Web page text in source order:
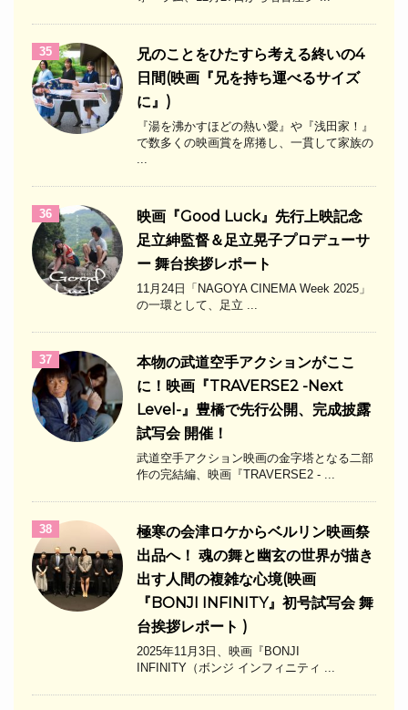
35
兄のことをひたすら考える終いの4
日間(映画『兄を持ち運べるサイズ
に』)
『湯を沸かすほどの熱い愛』や『浅田家！』
で数多くの映画賞を席捲し、一貫して家族の
36
映画『Good Luck』先行上映記念
足立紳監督＆足立晃子プロデューサ
ー 舞台挨拶レポート
11月24日「NAGOYA CINEMA Week 2025」
の一環として、足立 ...
37
本物の武道空手アクションがここ
に！映画『TRAVERSE2 -Next
Level-』豊橋で先行公開、完成披露
試写会 開催！
武道空手アクション映画の金字塔となる二部
作の完結編、映画『TRAVERSE2 - ...
38
極寒の会津ロケからベルリン映画祭
出品へ！ 魂の舞と幽玄の世界が描き
出す人間の複雑な心境(映画
『BONJI INFINITY』初号試写会 舞
台挨拶レポート )
2025年11月3日、映画『BONJI
INFINITY（ボンジ インフィニティ ...